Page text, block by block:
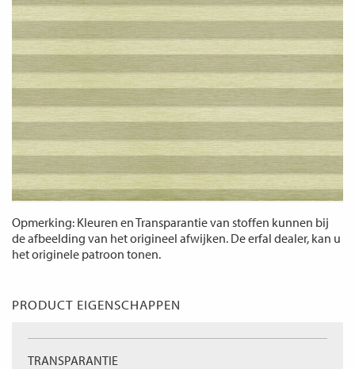
Opmerking: Kleuren en Transparantie van stoffen kunnen bij
de afbeelding van het origineel afwijken. De erfal dealer, kan u
het originele patroon tonen.
PRODUCT EIGENSCHAPPEN
TRANSPARANTIE